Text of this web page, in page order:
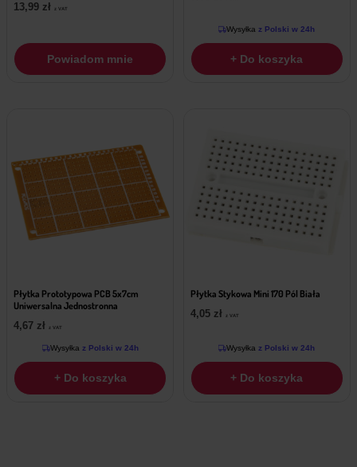
13,99 zł z VAT
Powiadom mnie
Wysyłka z Polski w 24h
+ Do koszyka
Płytka Prototypowa PCB 5x7cm
Uniwersalna Jednostronna
4,67 zł z VAT
Wysyłka z Polski w 24h
+ Do koszyka
Płytka Stykowa Mini 170 Pól Biała
4,05 zł z VAT
Wysyłka z Polski w 24h
+ Do koszyka